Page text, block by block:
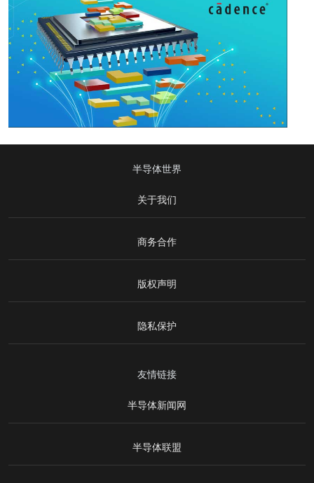
半导体世界
关于我们
商务合作
版权声明
隐私保护
友情链接
半导体新闻网
半导体联盟